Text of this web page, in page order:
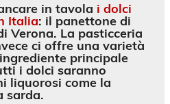
in tavola i dolci
Italia: il panettone di
Verona. La pasticceria
ci offre una varietà
principale
i dolci saranno
liquorosi come la
sarda.